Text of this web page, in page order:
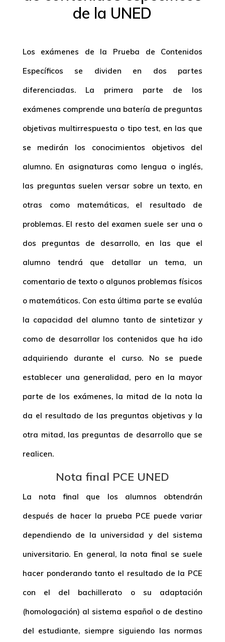
de la UNED
Los exámenes de la Prueba de Contenidos
Específicos se dividen en dos partes
diferenciadas. La primera parte de los
exámenes comprende una batería de preguntas
objetivas multirrespuesta o tipo test, en las que
se medirán los conocimientos objetivos del
alumno. En asignaturas como lengua o inglés,
las preguntas suelen versar sobre un texto, en
otras como matemáticas, el resultado de
problemas. El resto del examen suele ser una o
dos preguntas de desarrollo, en las que el
alumno tendrá que detallar un tema, un
comentario de texto o algunos problemas físicos
o matemáticos. Con esta última parte se evalúa
la capacidad del alumno tanto de sintetizar y
como de desarrollar los contenidos que ha ido
adquiriendo durante el curso. No se puede
establecer una generalidad, pero en la mayor
parte de los exámenes, la mitad de la nota la
da el resultado de las preguntas objetivas y la
otra mitad, las preguntas de desarrollo que se
realicen.
Nota final PCE UNED
La nota final que los alumnos obtendrán
después de hacer la prueba PCE puede variar
dependiendo de la universidad y del sistema
universitario. En general, la nota final se suele
hacer ponderando tanto el resultado de la PCE
con el del bachillerato o su adaptación
(homologación) al sistema español o de destino
del estudiante, siempre siguiendo las normas